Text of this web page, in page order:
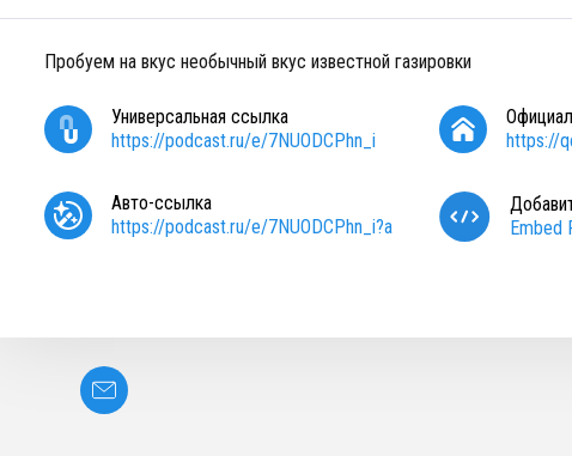
Пробуем на вкус необычный вкус известной газировки
Универсальная ссылка
https://podcast.ru/e/7NUODCPhn_i
https://
Авто-ссылка
https://podcast.ru/e/7NUODCPhn_i?a
Embed